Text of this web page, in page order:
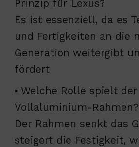
Prinzip für Lexus?
Es ist essenziell, da es
und Fertigkeiten an die
Generation weitergibt
fördert
▪ Welche Rolle spielt der
Vollaluminium-Rahmen?
Der Rahmen senkt das
steigert die Festigkeit,